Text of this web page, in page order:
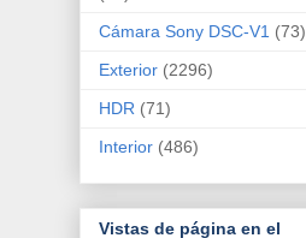
Cámara Sony DSC-V1 (73)
Exterior (2296)
HDR (71)
Interior (486)
Vistas de página en el